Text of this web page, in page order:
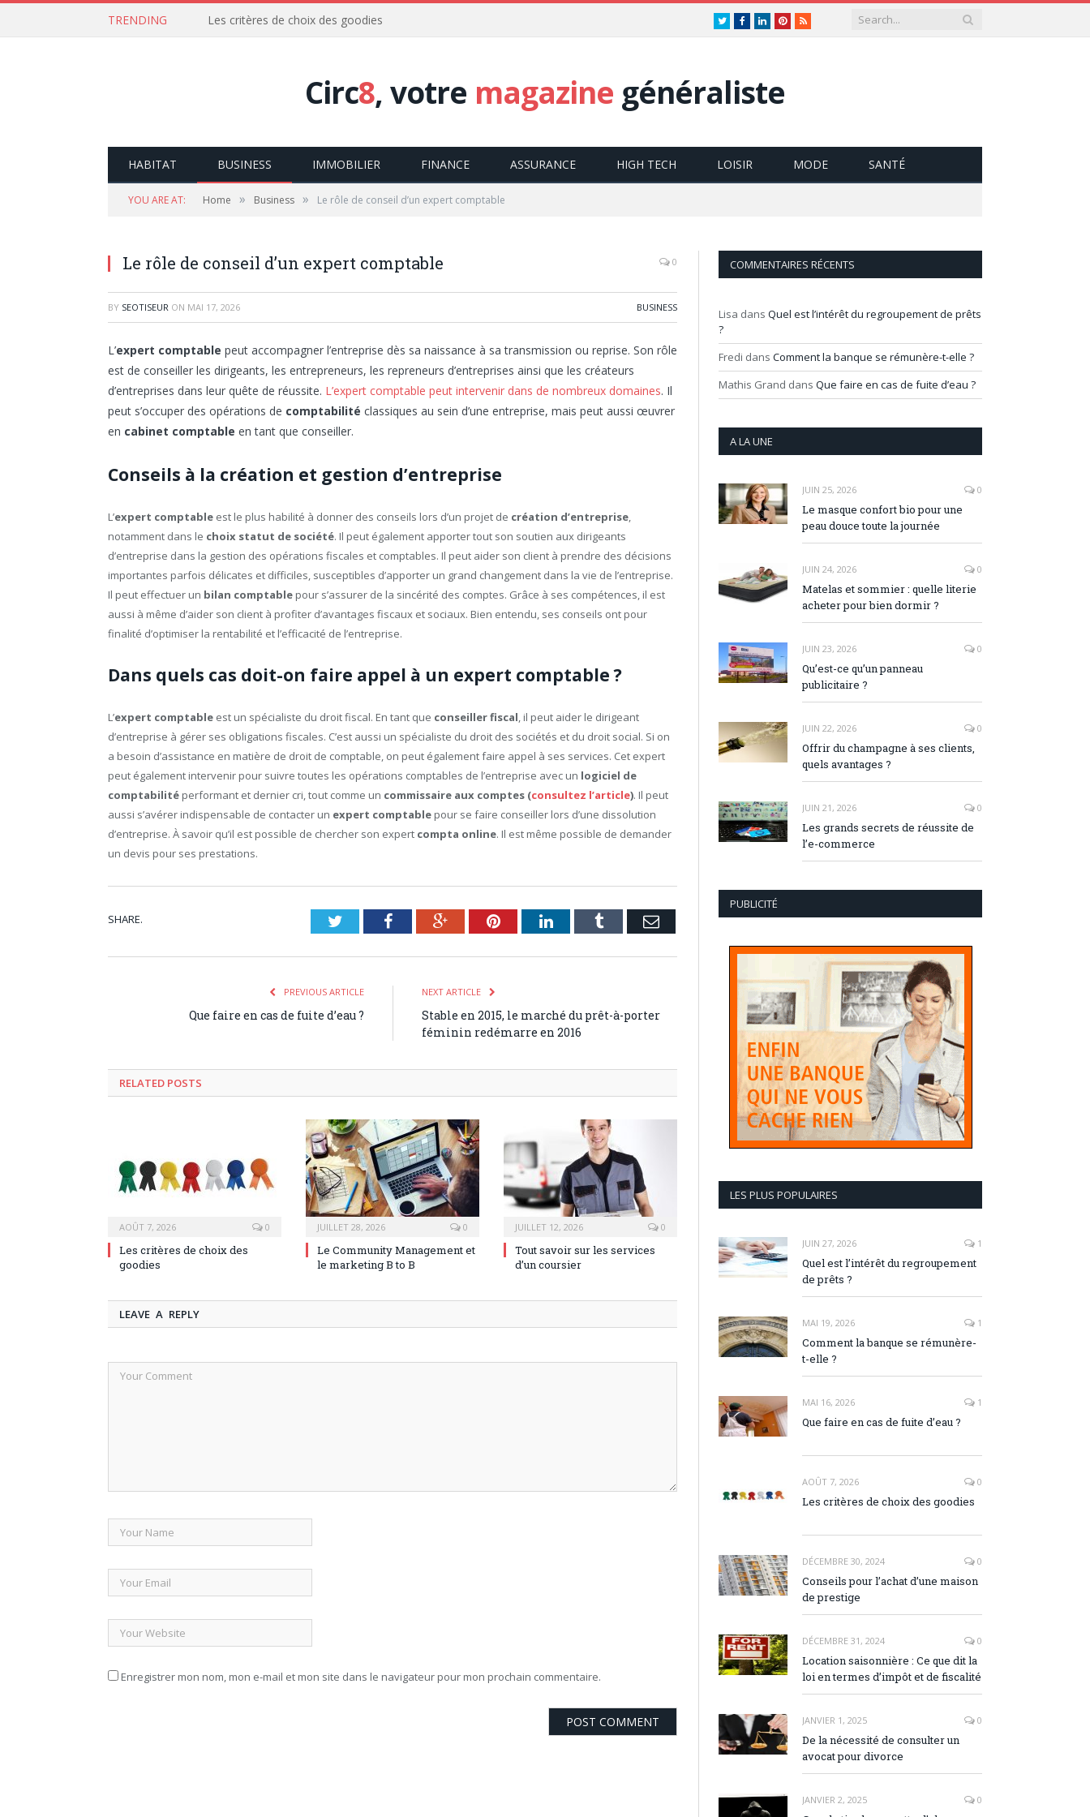
TRENDING Les critères de choix des goodies TwitterFacebookLinkedInPinterest
RSS
Circ8, votre magazine généraliste
HABITAT BUSINESS IMMOBILIER FINANCE ASSURANCE HIGH TECH LOISIR MODE SANTÉ
YOU ARE AT: Home » Business » Le rôle de conseil d’un expert comptable
Le rôle de conseil d’un expert comptable 0
BY SEOTISEUR ON MAI 17, 2026 BUSINESS
L’expert comptable peut accompagner l’entreprise dès sa naissance à sa transmission ou reprise. Son rôle
est de conseiller les dirigeants, les entrepreneurs, les repreneurs d’entreprises ainsi que les créateurs
d’entreprises dans leur quête de réussite. L’expert comptable peut intervenir dans de nombreux domaines. Il
peut s’occuper des opérations de comptabilité classiques au sein d’une entreprise, mais peut aussi œuvrer
en cabinet comptable en tant que conseiller.
Conseils à la création et gestion d’entreprise
L’expert comptable est le plus habilité à donner des conseils lors d’un projet de création d’entreprise,
notamment dans le choix statut de société. Il peut également apporter tout son soutien aux dirigeants
d’entreprise dans la gestion des opérations fiscales et comptables. Il peut aider son client à prendre des décisions
importantes parfois délicates et difficiles, susceptibles d’apporter un grand changement dans la vie de l’entreprise.
Il peut effectuer un bilan comptable pour s’assurer de la sincérité des comptes. Grâce à ses compétences, il est
aussi à même d’aider son client à profiter d’avantages fiscaux et sociaux. Bien entendu, ses conseils ont pour
finalité d’optimiser la rentabilité et l’efficacité de l’entreprise.
Dans quels cas doit-on faire appel à un expert comptable ?
L’expert comptable est un spécialiste du droit fiscal. En tant que conseiller fiscal, il peut aider le dirigeant
d’entreprise à gérer ses obligations fiscales. C’est aussi un spécialiste du droit des sociétés et du droit social. Si on
a besoin d’assistance en matière de droit de comptable, on peut également faire appel à ses services. Cet expert
peut également intervenir pour suivre toutes les opérations comptables de l’entreprise avec un logiciel de
comptabilité performant et dernier cri, tout comme un commissaire aux comptes (consultez l’article). Il peut
aussi s’avérer indispensable de contacter un expert comptable pour se faire conseiller lors d’une dissolution
d’entreprise. À savoir qu’il est possible de chercher son expert compta online. Il est même possible de demander
un devis pour ses prestations.
SHARE. TwitterFacebookGoogle+PinterestLinkedInTumblr Email
PREVIOUS ARTICLE
Que faire en cas de fuite d’eau ?
NEXT ARTICLE
Stable en 2015, le marché du prêt-à-porter
féminin redémarre en 2016
RELATED POSTS
AOÛT 7, 2026 0
Les critères de choix des
goodies
JUILLET 28, 2026 0
Le Community Management et
le marketing B to B
JUILLET 12, 2026 0
Tout savoir sur les services
d’un coursier
LEAVE A REPLY
Enregistrer mon nom, mon e-mail et mon site dans le navigateur pour mon prochain commentaire.
COMMENTAIRES RÉCENTS
Lisa dans Quel est l’intérêt du regroupement de prêts
?
Fredi dans Comment la banque se rémunère-t-elle ?
Mathis Grand dans Que faire en cas de fuite d’eau ?
A LA UNE
JUIN 25, 2026 0
Le masque confort bio pour une
peau douce toute la journée
JUIN 24, 2026 0
Matelas et sommier : quelle literie
acheter pour bien dormir ?
JUIN 23, 2026 0
Qu’est-ce qu’un panneau
publicitaire ?
JUIN 22, 2026 0
Offrir du champagne à ses clients,
quels avantages ?
JUIN 21, 2026 0
Les grands secrets de réussite de
l’e-commerce
PUBLICITÉ
LES PLUS POPULAIRES
JUIN 27, 2026 1
Quel est l’intérêt du regroupement
de prêts ?
MAI 19, 2026 1
Comment la banque se rémunère-
t-elle ?
MAI 16, 2026 1
Que faire en cas de fuite d’eau ?
AOÛT 7, 2026 0
Les critères de choix des goodies
DÉCEMBRE 30, 2024 0
Conseils pour l’achat d’une maison
de prestige
DÉCEMBRE 31, 2024 0
Location saisonnière : Ce que dit la
loi en termes d’impôt et de fiscalité
JANVIER 1, 2025 0
De la nécessité de consulter un
avocat pour divorce
JANVIER 2, 2025 0